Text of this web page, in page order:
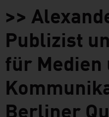
>>
Publizist
für Medien
Berliner